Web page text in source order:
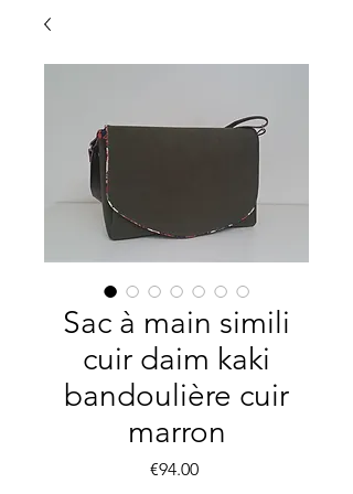
Sac à main simili
cuir daim kaki
bandoulière cuir
marron
€94.00Price